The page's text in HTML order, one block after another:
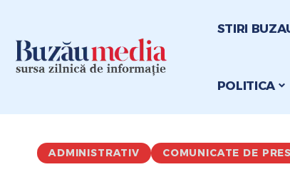
STIRI
POLITICA
ADMINISTRATIV COMUNICATE DE